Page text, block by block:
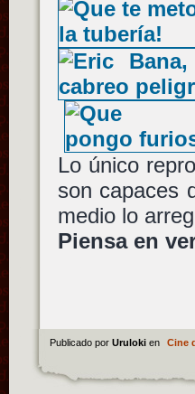
Lo único
son capaces
medio lo
Piensa en
Publicado por Uruloki en Cine